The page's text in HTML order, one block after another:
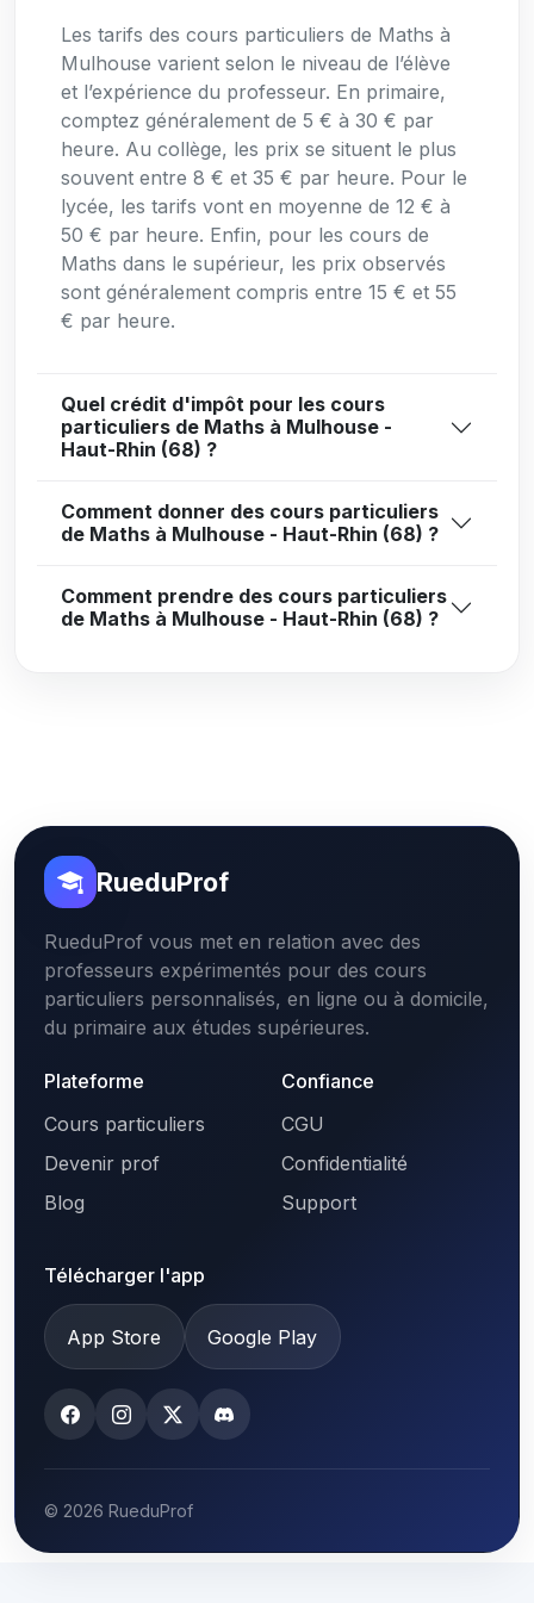
Les tarifs des cours particuliers de Maths à
Mulhouse varient selon le niveau de l’élève
et l’expérience du professeur. En primaire,
comptez généralement de 5 € à 30 € par
heure. Au collège, les prix se situent le plus
souvent entre 8 € et 35 € par heure. Pour le
lycée, les tarifs vont en moyenne de 12 € à
50 € par heure. Enfin, pour les cours de
Maths dans le supérieur, les prix observés
sont généralement compris entre 15 € et 55
€ par heure.
Quel crédit d'impôt pour les cours
particuliers de Maths à Mulhouse -
Haut-Rhin (68) ?
Comment donner des cours particuliers
de Maths à Mulhouse - Haut-Rhin (68) ?
Comment prendre des cours particuliers
de Maths à Mulhouse - Haut-Rhin (68) ?
RueduProf
RueduProf vous met en relation avec des
professeurs expérimentés pour des cours
particuliers personnalisés, en ligne ou à domicile,
du primaire aux études supérieures.
Plateforme
Cours particuliers
Devenir prof
Blog
Confiance
CGU
Confidentialité
Support
Télécharger l'app
App Store Google Play
© 2026 RueduProf